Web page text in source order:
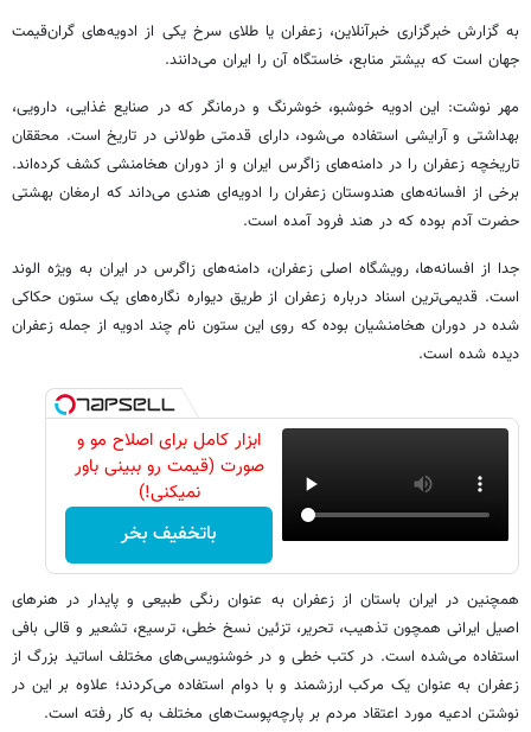
به گزارش خبرگزاری خبرآنلاین، زعفران یا طلای سرخ یکی از ادویه‌های گران‌قیمت
جهان است که بیشتر منابع، خاستگاه آن را ایران می‌دانند.
مهر نوشت: این ادویه خوشبو، خوشرنگ و درمانگر که در صنایع غذایی، دارویی،
بهداشتی و آرایشی استفاده می‌شود، دارای قدمتی طولانی در تاریخ است. محققان
تاریخچه زعفران را در دامنه‌های زاگرس ایران و از دوران هخامنشی کشف کرده‌اند.
برخی از افسانه‌های هندوستان زعفران را ادویه‌ای هندی می‌داند که ارمغان بهشتی
حضرت آدم بوده که در هند فرود آمده است.
جدا از افسانه‌ها، رویشگاه اصلی زعفران، دامنه‌های زاگرس در ایران به ویژه الوند
است. قدیمی‌ترین اسناد درباره زعفران از طریق دیواره نگاره‌های یک ستون حکاکی
شده در دوران هخامنشیان بوده که روی این ستون نام چند ادویه از جمله زعفران
دیده شده است.
ابزار کامل برای اصلاح مو و
صورت (قیمت رو ببینی باور
نمیکنی!)
باتخفیف بخر
همچنین در ایران باستان از زعفران به عنوان رنگی طبیعی و پایدار در هنرهای
اصیل ایرانی همچون تذهیب، تحریر، تزئین نسخ خطی، ترسیع، تشعیر و قالی بافی
استفاده می‌شده است. در کتب خطی و در خوشنویسی‌های مختلف اساتید بزرگ از
زعفران به عنوان یک مرکب ارزشمند و با دوام استفاده می‌کردند؛ علاوه بر این در
نوشتن ادعیه مورد اعتقاد مردم بر پارچه‌پوست‌های مختلف به کار رفته است.